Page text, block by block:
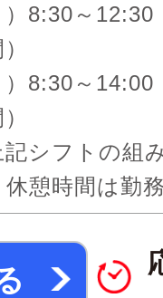
）8:30～
）8:30～
シフトの組
休憩時間は勤